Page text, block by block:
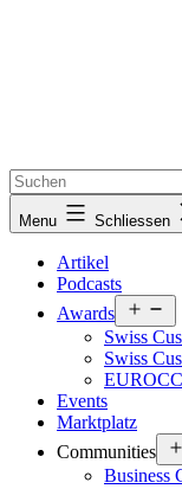
Menu Schliessen
Artikel
Podcasts
Awards
Swiss
Swiss
Events
Marktplatz
Communities
Business